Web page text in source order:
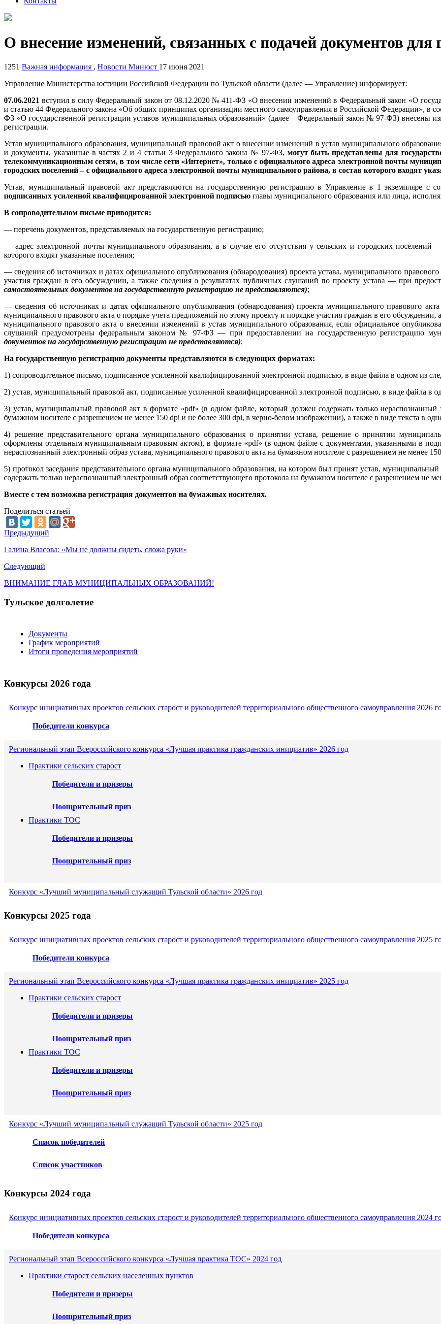
О внесение изменений, связанных с подачей документов для
1251 Важная информация , Новости Минюст 17 июня 2021
Управление Министерства юстиции Российской Федерации по Тульской области (далее — Управление) информирует:
07.06.2021 вступил в силу Федеральный закон от 08.12.2020 № 411-ФЗ «О внесении изменений в Федеральный закон «О
и статью 44 Федерального закона «Об общих принципах организации местного самоуправления в Российской Федерации», в
ФЗ «О государственной регистрации уставов муниципальных образований» (далее – Федеральный закон № 97-ФЗ) внесены
регистрации.
Устав муниципального образования, муниципальный правовой акт о внесении изменений в устав муниципального
и документы, указанные в частях 2 и 4 статьи 3 Федерального закона № 97-ФЗ, могут быть представлены для
телекоммуникационным сетям, в том числе сети «Интернет», только с официального адреса электронной почты
городских поселений – с официального адреса электронной почты муниципального района, в состав которого входят
Устав, муниципальный правовой акт представляются на государственную регистрацию в Управление в 1 экземпляре с
подписанных усиленной квалифицированной электронной подписью главы муниципального образования или лица,
В сопроводительном письме приводится:
— перечень документов, представляемых на государственную регистрацию;
— адрес электронной почты муниципального образования, а в случае его отсутствия у сельских и городских
которого входят указанные поселения;
— сведения об источниках и датах официального опубликования (обнародования) проекта устава, муниципального
участия граждан в его обсуждении, а также сведения о результатах публичных слушаний по проекту устава — при
самостоятельных документов на государственную регистрацию не представляются);
— сведения об источниках и датах официального опубликования (обнародования) проекта муниципального правового
муниципального правового акта о порядке учета предложений по этому проекту и порядке участия граждан в его
муниципального правового акта о внесении изменений в устав муниципального образования, если официальное
слушаний предусмотрены федеральным законом № 97-ФЗ — при предоставлении на государственную регистрацию
документов на государственную регистрацию не представляются);
На государственную регистрацию документы представляются в следующих форматах:
1) сопроводительное письмо, подписанное усиленной квалифицированной электронной подписью, в виде файла в одном из
2) устав, муниципальный правовой акт, подписанные усиленной квалифицированной электронной подписью, в виде файла в
3) устав, муниципальный правовой акт в формате «pdf» (в одном файле, который должен содержать только нераспознанный
бумажном носителе с разрешением не менее 150 dpi и не более 300 dpi, в черно-белом изображении), а также в виде текста в
4) решение представительного органа муниципального образования о принятии устава, решение о принятии
оформлены отдельным муниципальным правовым актом), в формате «pdf» (в одном файле с документами, указанными в
нераспознанный электронный образ устава, муниципального правового акта на бумажном носителе с разрешением не менее
5) протокол заседания представительного органа муниципального образования, на котором был принят устав,
содержать только нераспознанный электронный образ соответствующего протокола на бумажном носителе с разрешением не
Вместе с тем возможна регистрация документов на бумажных носителях.
Поделиться статьей
Предыдущий
Галина Власова: «Мы не должны сидеть, сложа руки»
Следующий
ВНИМАНИЕ ГЛАВ МУНИЦИПАЛЬНЫХ ОБРАЗОВАНИЙ!
Тульское долголетие
Документы
График мероприятий
Итоги проведения мероприятий
Конкурсы 2026 года
Конкурс инициативных проектов сельских старост и руководителей территориального общественного самоуправления 2026
Победители конкурса
Региональный этап Всероссийского конкурса «Лучшая практика гражданских инициатив» 2026 год
Практики сельских старост
Победители и призеры
Поощрительный приз
Практики ТОС
Победители и призеры
Поощрительный приз
Конкурс «Лучший муниципальный служащий Тульской области» 2026 год
Конкурсы 2025 года
Конкурс инициативных проектов сельских старост и руководителей территориального общественного самоуправления 2025
Победители конкурса
Региональный этап Всероссийского конкурса «Лучшая практика гражданских инициатив» 2025 год
Практики сельских старост
Победители и призеры
Поощрительный приз
Практики ТОС
Победители и призеры
Поощрительный приз
Конкурс «Лучший муниципальный служащий Тульской области» 2025 год
Список победителей
Список участников
Конкурсы 2024 года
Конкурс инициативных проектов сельских старост и руководителей территориального общественного самоуправления 2024
Победители конкурса
Региональный этап Всероссийского конкурса «Лучшая практика ТОС» 2024 год
Практики старост сельских населенных пунктов
Победители и призеры
Поощрительный приз